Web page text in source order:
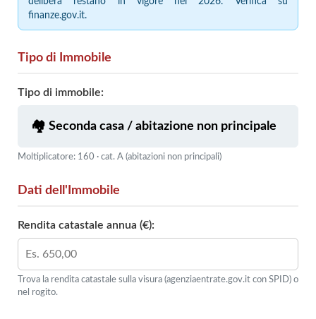
finanze.gov.it.
Tipo di Immobile
Tipo di immobile:
Moltiplicatore: 160 · cat. A (abitazioni non principali)
Dati dell'Immobile
Rendita catastale annua (€):
Trova la rendita catastale sulla visura (agenziaentrate.gov.it con SPID) o
nel rogito.